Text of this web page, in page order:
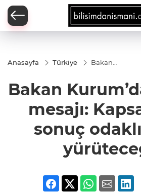
Anasayfa Türkiye
Bakan
mesajı:
Kapsayıcı
ve sonuç
odaklı
yürüteceğiz
Bakan
mesajı:
sonuç